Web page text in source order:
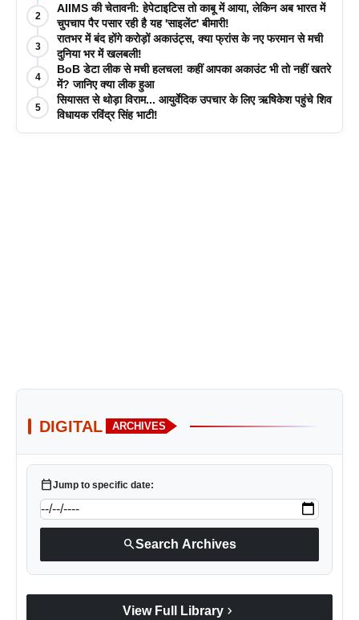
2
AIIMS की चेतावनी: हेपेटाइटिस तो काबू में आया, लेकिन अब भारत में
चुपचाप पैर पसार रही है यह 'साइलेंट' बीमारी!
3
रातभर में बंद होंगे करोड़ों अकाउंट्स, क्या फ्रांस के नए फरमान से मची
दुनिया भर में खलबली!
4
BoB डेटा लीक से मची हलचल! कहीं आपका अकाउंट भी तो नहीं खतरे
में? जानिए क्या लीक हुआ
5
सियासत से थोड़ा विराम... आयुर्वेदिक उपचार के लिए ऋषिकेश पहुंचे शिव
विधायक रविंद्र सिंह भाटी!
DIGITAL ARCHIVES
calendar_todayJump to specific date:
searchSearch Archives
View Full Library chevron_right